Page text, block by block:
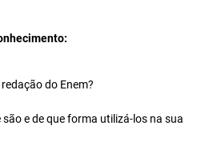
do Enem?
e de que forma utilizá-los na sua